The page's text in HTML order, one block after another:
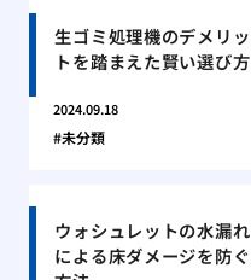
生ゴミ処理機のデメリッ
トを踏まえた賢い選び方
2024.09.18
未分類
ウォシュレットの水漏れ
による床ダメージを防ぐ